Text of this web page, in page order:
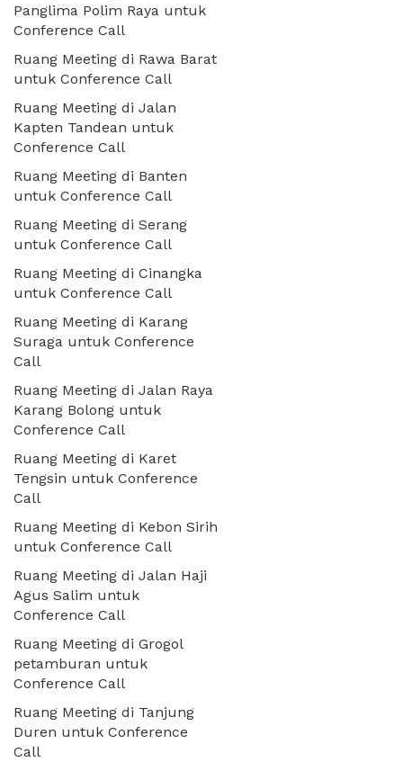
Panglima Polim Raya untuk
Conference Call
Ruang Meeting di Rawa Barat
untuk Conference Call
Ruang Meeting di Jalan
Kapten Tandean untuk
Conference Call
Ruang Meeting di Banten
untuk Conference Call
Ruang Meeting di Serang
untuk Conference Call
Ruang Meeting di Cinangka
untuk Conference Call
Ruang Meeting di Karang
Suraga untuk Conference
Call
Ruang Meeting di Jalan Raya
Karang Bolong untuk
Conference Call
Ruang Meeting di Karet
Tengsin untuk Conference
Call
Ruang Meeting di Kebon Sirih
untuk Conference Call
Ruang Meeting di Jalan Haji
Agus Salim untuk
Conference Call
Ruang Meeting di Grogol
petamburan untuk
Conference Call
Ruang Meeting di Tanjung
Duren untuk Conference
Call